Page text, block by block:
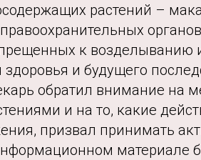
растений –
к возделыванию
и будущего
обратил внимание на
и на то, какие
призвал принимать
материале